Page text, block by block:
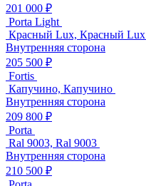
201 000 ₽
Porta Light
Красный Lux, Красный Lux
Внутренняя сторона
205 500 ₽
Fortis
Капучино, Капучино
Внутренняя сторона
209 800 ₽
Porta
Ral 9003, Ral 9003
Внутренняя сторона
210 500 ₽